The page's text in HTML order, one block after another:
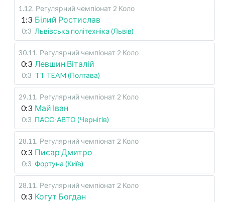
1.12. Регулярний чемпіонат 2 Коло
1:3 Білий Ростислав
0:3 Львівська політехніка (Львів)
30.11 . Регулярний чемпіонат 2 Коло
0:3 Левшин Віталій
0:3 TT TEAM (Полтава)
29.11 . Регулярний чемпіонат 2 Коло
0:3 Май Іван
0:3 ПАСС-АВТО (Чернігів)
28.11 . Регулярний чемпіонат 2 Коло
0:3 Писар Дмитро
0:3 Фортуна (Київ)
28.11 . Регулярний чемпіонат 2 Коло
0:3 Когут Богдан